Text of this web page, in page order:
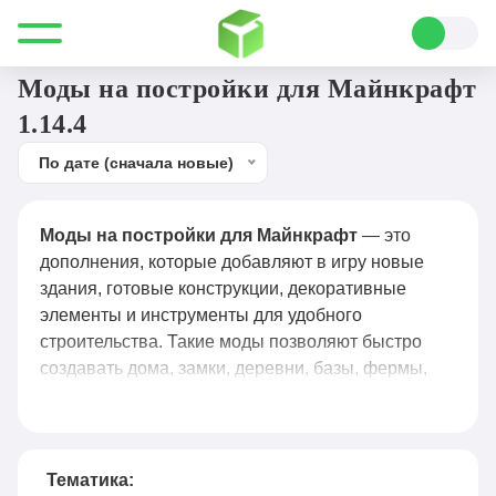
Все для Minecraft Постройки
Моды на постройки для Майнкрафт
1.14.4
По дате (сначала новые)
Моды на постройки для Майнкрафт — это
дополнения, которые добавляют в игру новые
здания, готовые конструкции, декоративные
элементы и инструменты для удобного
строительства. Такие моды позволяют быстро
создавать дома, замки, деревни, базы, фермы,
структуры, которые можно размещать в мире, а
Тематика: